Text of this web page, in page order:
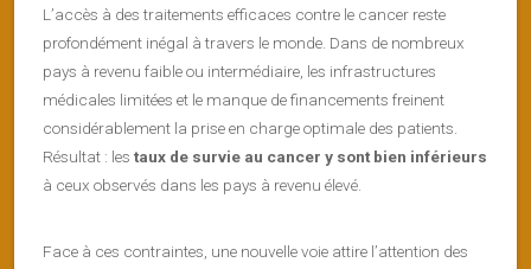
L’accès à des traitements efficaces contre le cancer reste
profondément inégal à travers le monde. Dans de nombreux
pays à revenu faible ou intermédiaire, les infrastructures
médicales limitées et le manque de financements freinent
considérablement la prise en charge optimale des patients.
Résultat : les taux de survie au cancer y sont bien inférieurs
à ceux observés dans les pays à revenu élevé.
Face à ces contraintes, une nouvelle voie attire l’attention des